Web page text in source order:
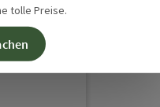
tolle Preise.